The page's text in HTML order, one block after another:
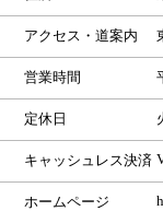
アクセス・道案内
営業時間
定休日
キャッシュレス決済
ホームページ